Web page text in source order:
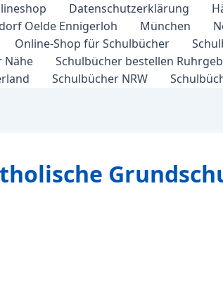
Datenschutzerklärung
Oelde Ennigerloh München
Online-Shop für Schulbücher
Nähe
Schulbücher bestellen
Schulbücher NRW